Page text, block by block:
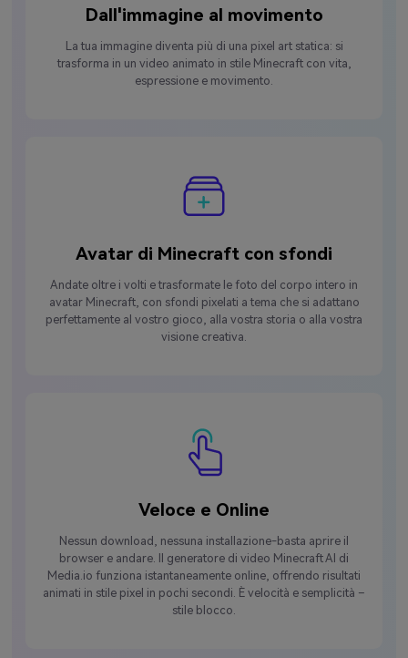
Dall'immagine al movimento
La tua immagine diventa più di una pixel art statica: si
trasforma in un video animato in stile Minecraft con vita,
espressione e movimento.
Avatar di Minecraft con sfondi
Andate oltre i volti e trasformate le foto del corpo intero in
avatar Minecraft, con sfondi pixelati a tema che si adattano
perfettamente al vostro gioco, alla vostra storia o alla vostra
visione creativa.
Veloce e Online
Nessun download, nessuna installazione-basta aprire il
browser e andare. Il generatore di video Minecraft AI di
Media.io funziona istantaneamente online, offrendo risultati
animati in stile pixel in pochi secondi. È velocità e semplicità –
stile blocco.